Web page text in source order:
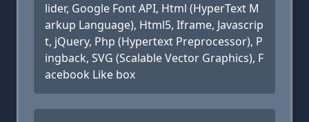
lider, Google Font API, Html (HyperText M
arkup Language), Html5, Iframe, Javascrip
t, jQuery, Php (Hypertext Preprocessor), P
ingback, SVG (Scalable Vector Graphics), F
acebook Like box